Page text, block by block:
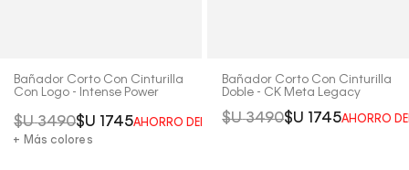
Bañador Corto Con Cinturilla
Con Logo - Intense Power
$U 3490$U 1745AHORRO DEL
50%
+ Más colores
Bañador Corto Con Cinturilla
Doble - CK Meta Legacy
$U 3490$U 1745AHORRO